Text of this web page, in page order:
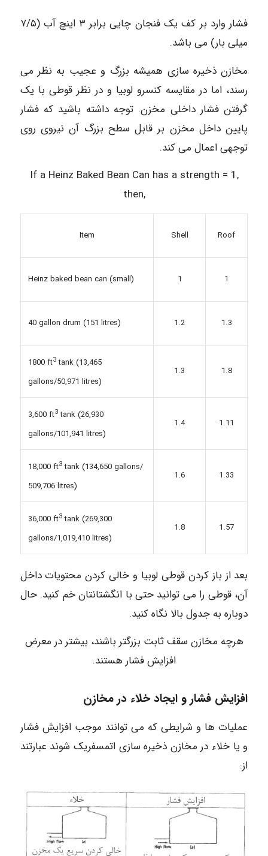
فشار وارد بر کف یک فنجان چایی برابر ۳ اینچ آب (۷/۵
میلی بار) می باشد.
مخازن ذخیره سازی همیشه بزرگ و عجیب به نظر می
رسند، اما در مقایسه کنسرو لوبیا و در نظر قوطی با یک
گرفتن فشار داخلی مخزن. توجه داشته باشید که فشار
پایین داخل مخزن بر قابل سطح بزرگ آن نیروی روی
توجهی اعمال می کند.
If a Heinz Baked Bean Can has a strength = 1,
then,
Roof
Shell
Item
1
1
Heinz baked bean can (small)
1.3
1.2
40 gallon drum (151 litres)
1.8
1.3
1800 ft3tank (13,465
gallons/50,971 litres)
1.11
1.4
3,600 ft3tank (26,930
gallons/101,941 litres)
1.33
1.6
18,000 ft3tank (134,650 gallons/
509,706 litres)
1.57
1.8
36,000 ft3tank (269,300
gallons/1,019,410 litres)
بعد از باز کردن قوطی لوبیا و خالی کردن محتویات داخل
آن، قوطی را می توانید حتی با انگشتانتان خم کنید. حال
دوباره به جدول بالا نگاه کنید.
هرچه مخازن سقف ثابت بزرگتر باشند، بیشتر در معرض
افزایش فشار هستند.
افزایش فشار و ایجاد خلاء در مخازن
عملیات ها و شرایطی که می توانند موجب افزایش فشار
و یا خلاء در مخازن ذخیره سازی اتمسفریک شوند عبارتند
از: